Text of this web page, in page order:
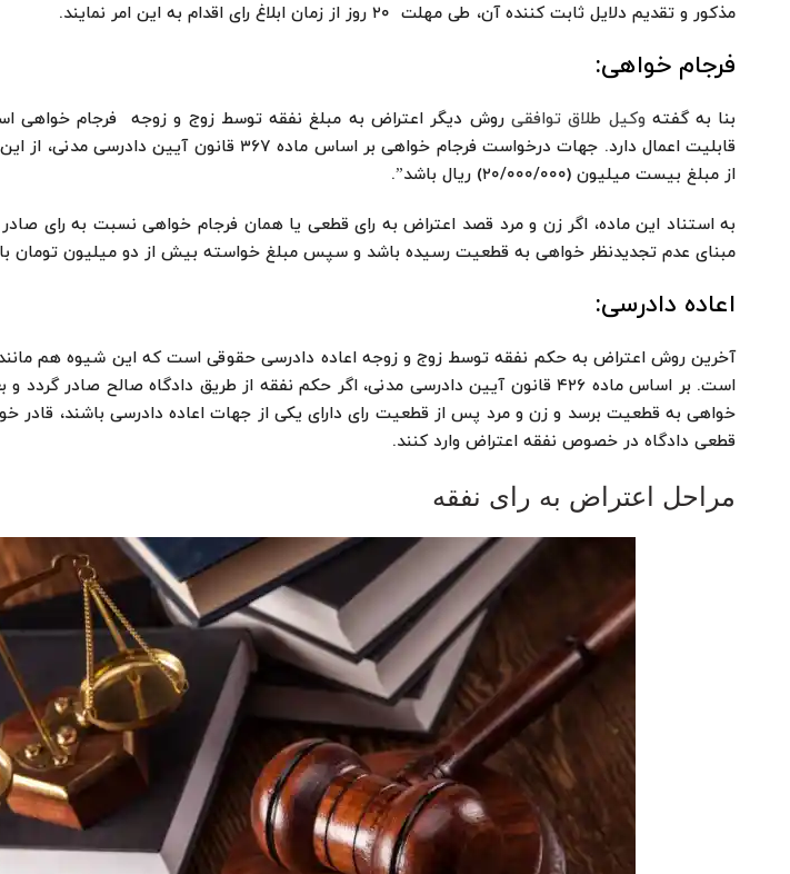
مذکور و تقدیم دلایل ثابت کننده آن، طی مهلت ۲۰ روز از زمان ابلاغ رای اقدام به این امر نمایند.
فرجام خواهی:
بنا به گفتهوکیل طلاق توافقی روش دیگر اعتراض به مبلغ نفقه توسط زوج و زوجه فرجام خواهی
قابلیت اعمال دارد. جهات درخواست فرجام خواهی بر اساس
از مبلغ بیست میلیون (۲۰/۰۰۰/۰۰۰) ریال باشد”.
به استناد این ماده، اگر زن و مرد قصد اعتراض به رای قطعی یا همان فرجام خواهی نسبت به رای صادر
مبنای عدم تجدیدنظر خواهی به قطعیت رسیده باشد و سپس مبلغ خواسته بیش از دو میلیون تومان
اعاده دادرسی:
آخرین روش اعتراض به حکم نفقه توسط زوج و زوجه اعاده دادرسی حقوقی است که این شیوه هم
است. بر اساس ماده ۴۲۶ قانون آیین دادرسی مدنی، اگر حکم نفقه از طریق دادگاه صالح
خواهی به قطعیت برسد و زن و مرد پس از قطعیت رای دارای یکی از جهات اعاده دادرسی باشند، قادر
قطعی دادگاه در خصوص نفقه اعتراض وارد کنند.
مراحل اعتراض به رای نفقه